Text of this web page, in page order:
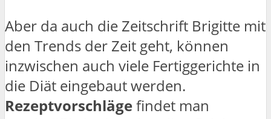
Aber da auch die Zeitschrift Brigitte mit
den Trends der Zeit geht, können
inzwischen auch viele Fertiggerichte in
die Diät eingebaut werden.
Rezeptvorschlägefindet man